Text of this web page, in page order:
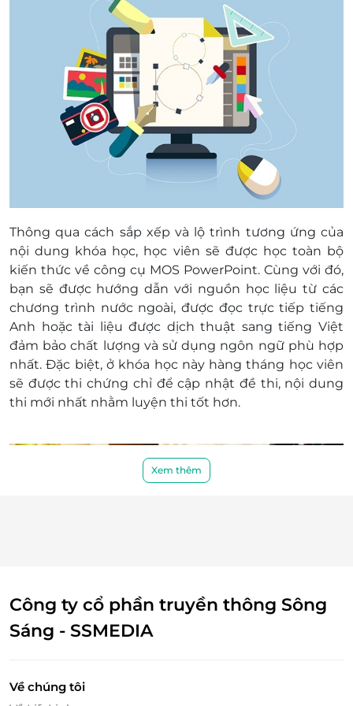
Thông qua cách sắp xếp và lộ trình tương ứng của
nội dung khóa học, học viên sẽ được học toàn bộ
kiến thức về công cụ MOS PowerPoint. Cùng với đó,
bạn sẽ được hướng dẫn với nguồn học liệu từ các
chương trình nước ngoài, được đọc trực tiếp tiếng
Anh hoặc tài liệu được dịch thuật sang tiếng Việt
đảm bảo chất lượng và sử dụng ngôn ngữ phù hợp
nhất. Đặc biệt, ở khóa học này hàng tháng học viên
sẽ được thi chứng chỉ để cập nhật đề thi, nội dung
thi mới nhất nhằm luyện thi tốt hơn.
Đến với khóa học, bạn sẽ có cơ hội học trực tuyến với
Xem thêm
Công ty cổ phần truyền thông Sông
Sáng - SSMEDIA
Về chúng tôi